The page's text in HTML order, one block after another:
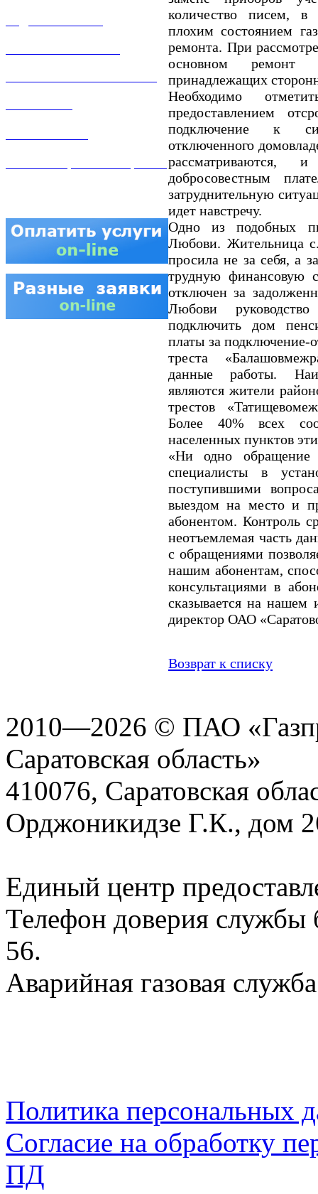
количество писем, в
плохим состоянием
ремонта. При
основном ремонт
принадлежащих
Необходимо
предоставлением
подключение к
отключенного
рассматриваются,
добросовестным
затруднительную
идет навстречу.
Одно из подобных
Любови. Жительница с.
просила не за себя, а
трудную финансовую
отключен за
Любови
подключить дом
платы за
треста
данные работы.
являются жители
трестов
Более 40% всех
населенных пунктов
«Ни одно обращение
специалисты в
поступившими
выездом на место и
абонентом. Контроль
неотъемлемая часть
с обращениями
нашим абонентам,
консультациями в
сказывается на нашем
директор ОАО
Возврат к списку
2010—2026 © ПАО
Саратовская область»
410076, Саратовская
Орджоникидзе Г.К., дом
Единый центр
Телефон доверия службы
56.
Аварийная газовая
Политика персональных
Согласие на обработку
ПД